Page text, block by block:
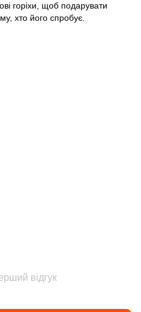
горіхи, щоб подарувати
хто його спробує.
відгук